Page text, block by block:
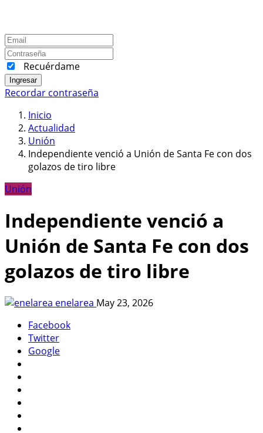
Recuérdame
Ingresar
Recordar contraseña
Inicio
Actualidad
Unión
Independiente venció a Unión de Santa Fe con dos
golazos de tiro libre
Unión
Independiente venció a
Unión de Santa Fe con dos
golazos de tiro libre
enelarea May 23, 2026
Facebook
Twitter
Google